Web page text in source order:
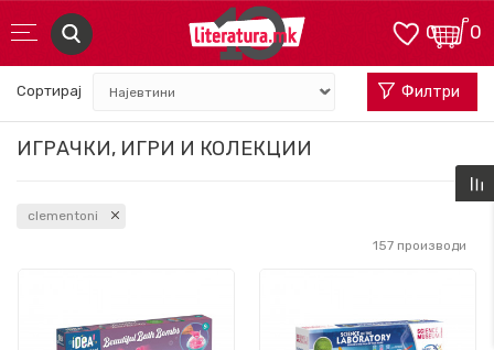
0
0
ИГРАЧКИ, ИГРИ И КОЛЕКЦИИ
Сортирај Филтри
clementoni
157 производи